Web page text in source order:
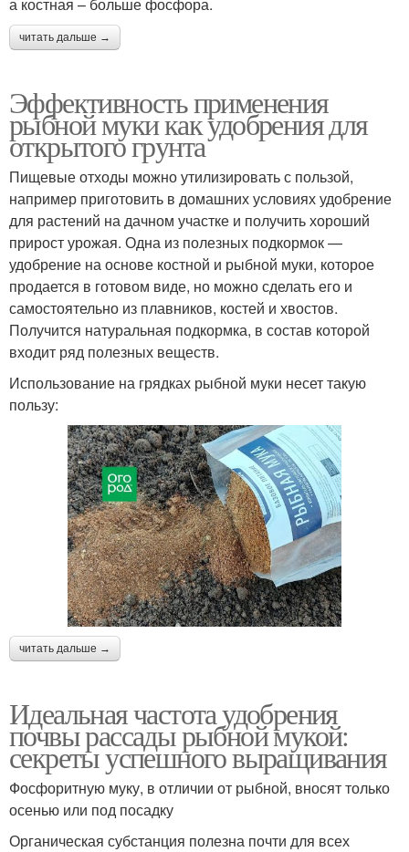
а костная – больше фосфора.
читать дальше →
Эффективность применения
рыбной муки как удобрения для
открытого грунта
Пищевые отходы можно утилизировать с пользой,
например приготовить в домашних условиях удобрение
для растений на дачном участке и получить хороший
прирост урожая. Одна из полезных подкормок —
удобрение на основе костной и рыбной муки, которое
продается в готовом виде, но можно сделать его и
самостоятельно из плавников, костей и хвостов.
Получится натуральная подкормка, в состав которой
входит ряд полезных веществ.
Использование на грядках рыбной муки несет такую
пользу:
читать дальше →
Идеальная частота удобрения
почвы рассады рыбной мукой:
секреты успешного выращивания
Фосфоритную муку, в отличии от рыбной, вносят только
осенью или под посадку
Органическая субстанция полезна почти для всех